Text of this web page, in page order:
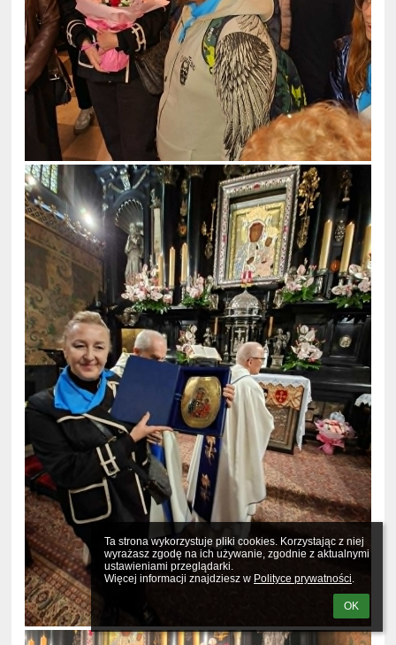
Ta strona wykorzystuje pliki cookies. Korzystając z niej
wyrażasz zgodę na ich używanie, zgodnie z aktualnymi
ustawieniami przeglądarki.
Więcej informacji znajdziesz w Polityce prywatności.
OK